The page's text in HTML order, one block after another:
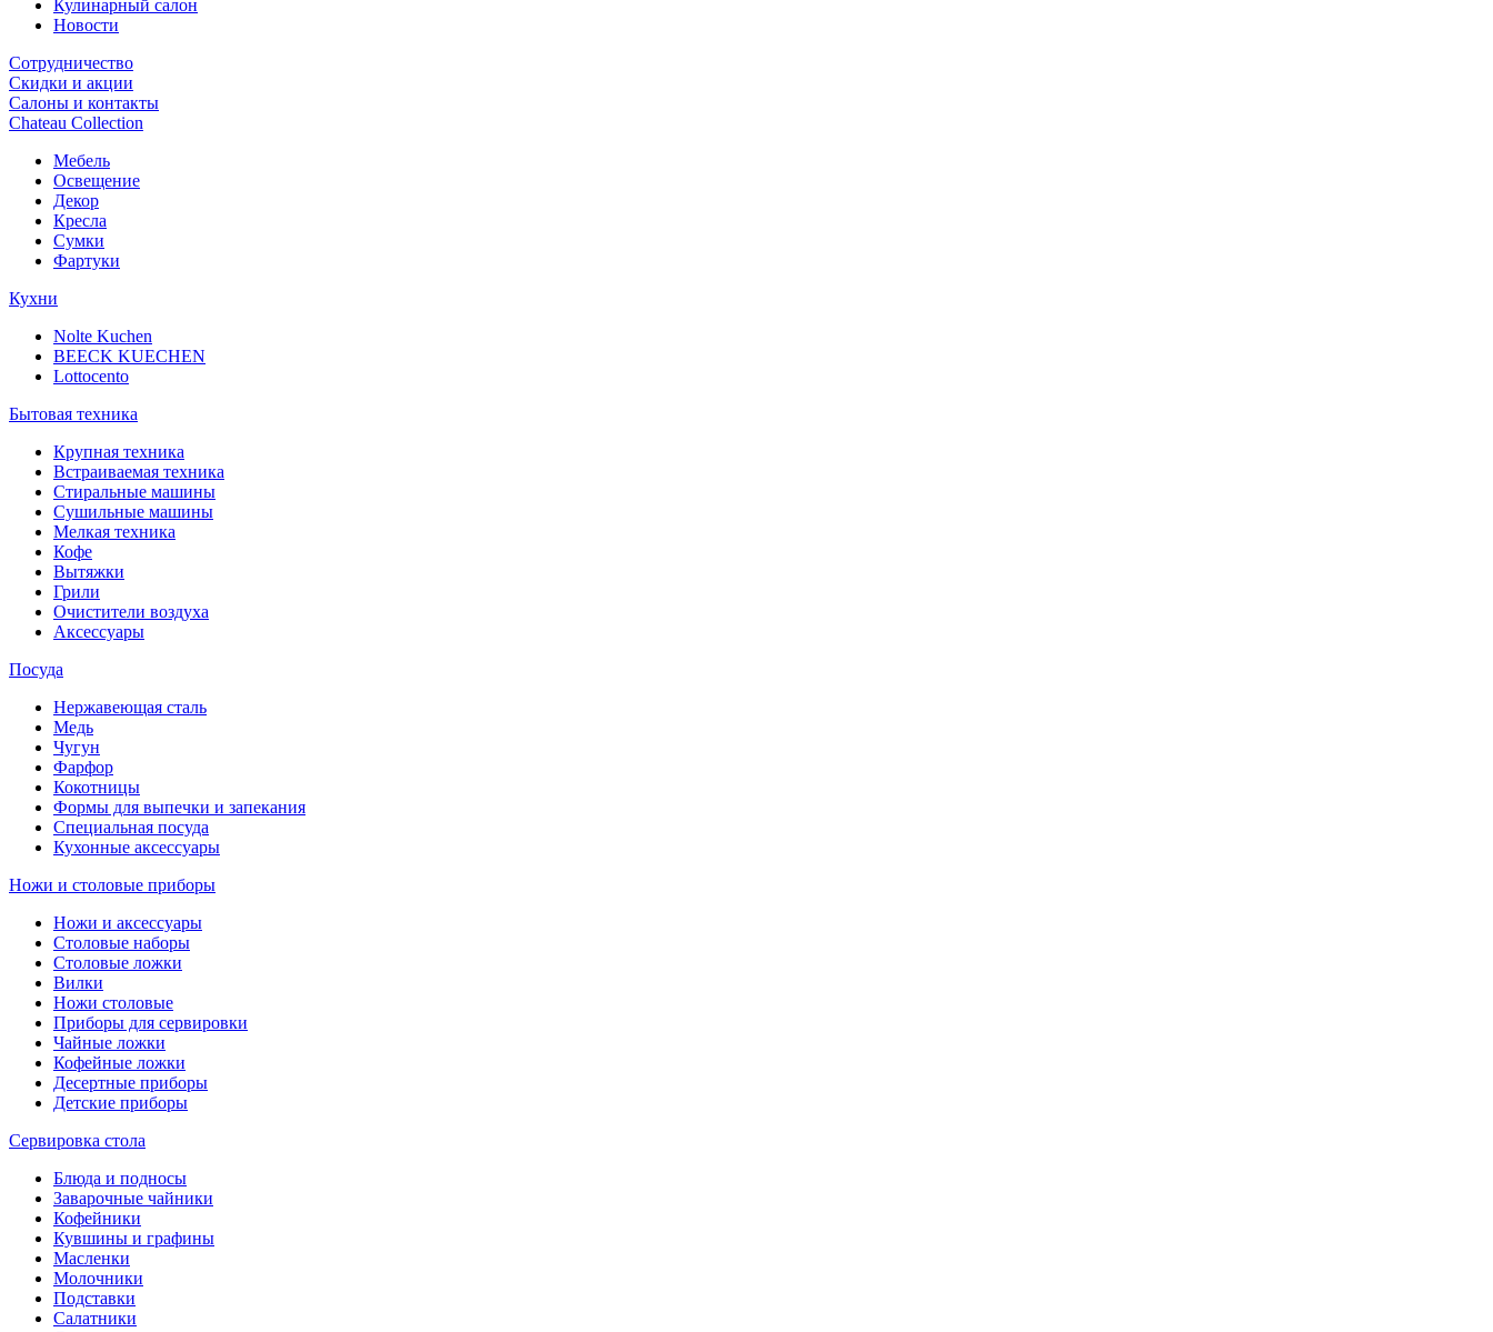
Кулинарный салон
Новости
Сотрудничество
Скидки и акции
Салоны и контакты
Chateau Collection
Мебель
Освещение
Декор
Кресла
Сумки
Фартуки
Кухни
Nolte Kuchen
BEECK KUECHEN
Lottocento
Бытовая техника
Крупная техника
Встраиваемая техника
Стиральные машины
Сушильные машины
Мелкая техника
Кофе
Вытяжки
Грили
Очистители воздуха
Аксессуары
Посуда
Нержавеющая сталь
Медь
Чугун
Фарфор
Кокотницы
Формы для выпечки и запекания
Специальная посуда
Кухонные аксессуары
Ножи и столовые приборы
Ножи и аксессуары
Столовые наборы
Столовые ложки
Вилки
Ножи столовые
Приборы для сервировки
Чайные ложки
Кофейные ложки
Десертные приборы
Детские приборы
Сервировка стола
Блюда и подносы
Заварочные чайники
Кофейники
Кувшины и графины
Масленки
Молочники
Подставки
Салатники